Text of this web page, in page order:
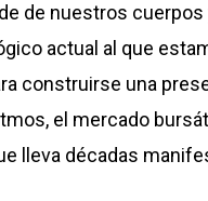
de nuestros
actual al que
construirse una
el mercado
lleva décadas